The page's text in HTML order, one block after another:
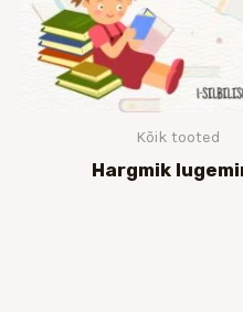
Kõik tooted
Hargmik